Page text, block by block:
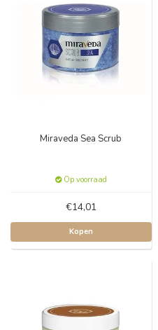
Miraveda Sea Scrub
Op voorraad
€14,01
Kopen